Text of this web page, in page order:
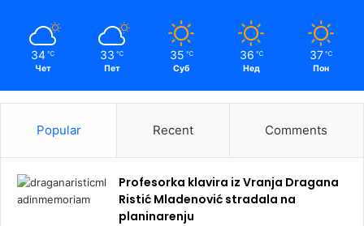
34 ℃
Чет
33 ℃
Пет
35 ℃
Суб
36 ℃
Нед
37 ℃
Пон
Popular Recent Comments
Profesorka klavira iz Vranja Dragana
Ristić Mladenović stradala na
planinarenju